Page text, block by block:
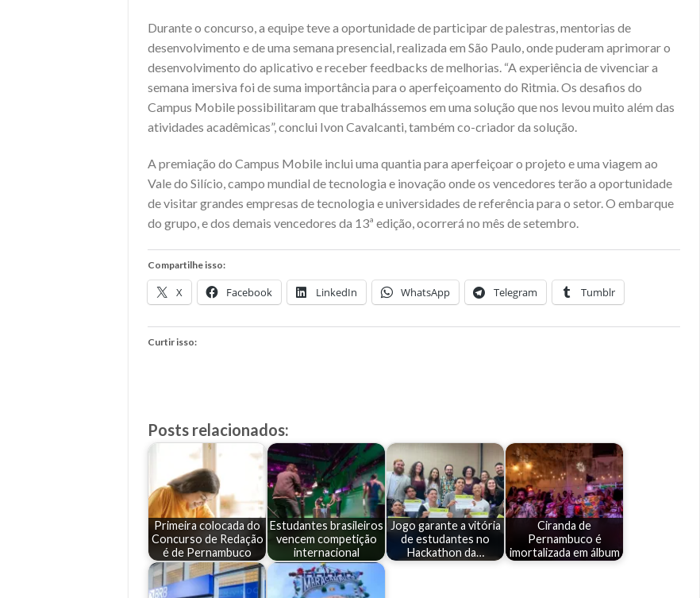
Durante o concurso, a equipe teve a oportunidade de participar de palestras, mentorias de
desenvolvimento e de uma semana presencial, realizada em São Paulo, onde puderam aprimorar o
desenvolvimento do aplicativo e receber feedbacks de melhorias. “A experiência de vivenciar a
semana imersiva foi de suma importância para o aperfeiçoamento do Ritmia. Os desafios do
Campus Mobile possibilitaram que trabalhássemos em uma solução que nos levou muito além das
atividades acadêmicas”, conclui Ivon Cavalcanti, também co-criador da solução.
A premiação do Campus Mobile inclui uma quantia para aperfeiçoar o projeto e uma viagem ao
Vale do Silício, campo mundial de tecnologia e inovação onde os vencedores terão a oportunidade
de visitar grandes empresas de tecnologia e universidades de referência para o setor. O embarque
do grupo, e dos demais vencedores da 13ª edição, ocorrerá no mês de setembro.
Compartilhe isso:
X Facebook LinkedIn WhatsApp Telegram Tumblr
Curtir isso:
Posts relacionados:
Primeira colocada do
Concurso de Redação
é de Pernambuco
Estudantes brasileiros
vencem competição
internacional
Jogo garante a vitória
de estudantes no
Hackathon da…
Ciranda de
Pernambuco é
imortalizada em álbum